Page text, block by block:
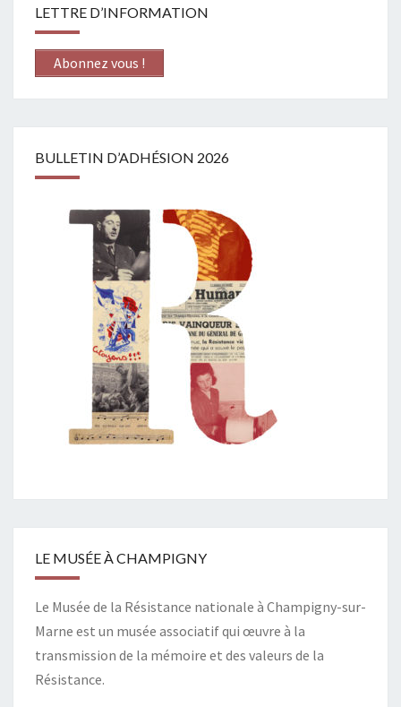
LETTRE D’INFORMATION
Abonnez vous !
BULLETIN D’ADHÉSION 2026
LE MUSÉE À CHAMPIGNY
Le Musée de la Résistance nationale à Champigny-sur-
Marne est un musée associatif qui œuvre à la
transmission de la mémoire et des valeurs de la
Résistance.